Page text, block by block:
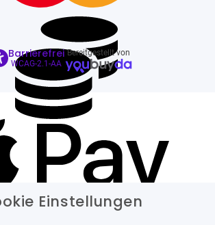
Barrierefrei
WCAG-2.1-AA
Bereitgestellt von
Einstellungen